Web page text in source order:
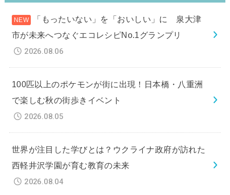
「もったいない」を「おいしい」に 泉大津
市が未来へつなぐエコレシピNo.1グランプリ
2026.08.06
100匹以上のポケモンが街に出現！日本橋・八重洲
で楽しむ秋の街歩きイベント
2026.08.05
世界が注目した学びとは？ウクライナ政府が訪れた
西軽井沢学園が育む教育の未来
2026.08.04